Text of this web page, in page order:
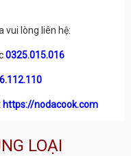
vui lòng liên hệ:
0325.015.016
https://nodacook.com
LOẠI